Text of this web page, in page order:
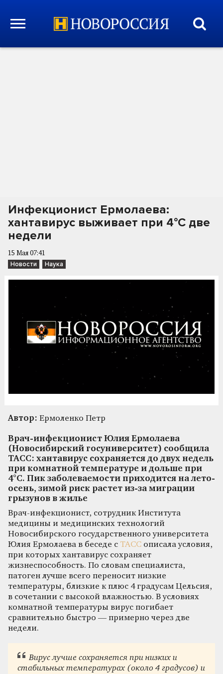
Инфекционист Ермолаева:
хантавирус выживает при 4°C две
недели
15 Мая 07:41
Новости Наука
Автор: Ермоленко Петр
Врач-инфекционист Юлия Ермолаева
(Новосибирский госуниверситет) сообщила
ТАСС: хантавирус сохраняется до двух недель
при комнатной температуре и дольше при
4°C. Пик заболеваемости приходится на лето-
осень, зимой риск растет из-за миграции
грызунов в жилье
Врач-инфекционист, сотрудник Института
медицины и медицинских технологий
Новосибирского государственного университета
Юлия Ермолаева в беседе с ТАСС описала условия,
при которых хантавирус сохраняет
жизнеспособность. По словам специалиста,
патоген лучше всего переносит низкие
температуры, близкие к плюс 4 градусам Цельсия,
в сочетании с высокой влажностью. В условиях
комнатной температуры вирус погибает
сравнительно быстро — примерно через две
недели.
Вирус лучше сохраняется при низких и
стабильных температурах (около 4 градусов) и